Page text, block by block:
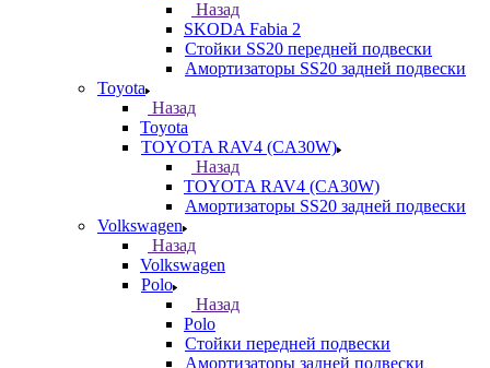
Назад
SKODA Fabia 2
Стойки SS20 передней подвески
Амортизаторы SS20 задней подвески
Toyota
Назад
Toyota
TOYOTA RAV4 (CA30W)
Назад
TOYOTA RAV4 (CA30W)
Амортизаторы SS20 задней подвески
Volkswagen
Назад
Volkswagen
Polo
Назад
Polo
Стойки передней подвески
Амортизаторы задней подвески